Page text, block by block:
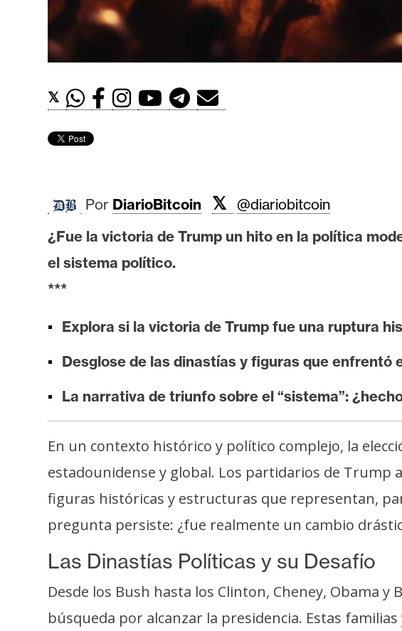
t
e
e
u
m
A
n
á
i
i
o
t
a
s
d
P
r
n
𝕏
Por DiarioBitcoin 𝕏 @diariobitcoin
¿Fue la victoria de Trump un hito en la política
el sistema político.
***
Explora si la victoria de Trump fue una ruptura
Desglose de las dinastías y figuras que enfrentó
La narrativa de triunfo sobre el “sistema”:
En un contexto histórico y político complejo, la
estadounidense y global. Los partidarios de Trump
figuras históricas y estructuras que representan,
pregunta persiste: ¿fue realmente un cambio
Las Dinastías Políticas y su Desafío
Desde los Bush hasta los Clinton, Cheney, Obama
búsqueda por alcanzar la presidencia. Estas